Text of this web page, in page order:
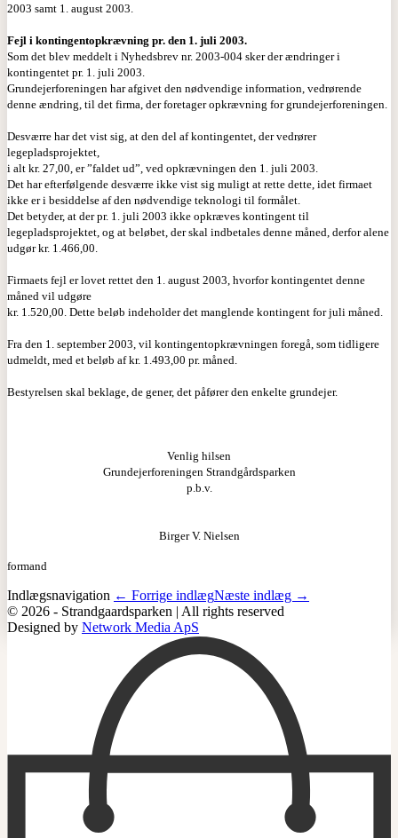
2003 samt 1. august 2003.
Fejl i kontingentopkrævning pr. den 1. juli 2003.
Som det blev meddelt i Nyhedsbrev nr. 2003-004 sker der ændringer i
kontingentet pr. 1. juli 2003.
Grundejerforeningen har afgivet den nødvendige information, vedrørende
denne ændring, til det firma, der foretager opkrævning for grundejerforeningen.
Desværre har det vist sig, at den del af kontingentet, der vedrører
legepladsprojektet,
i alt kr. 27,00, er ”faldet ud”, ved opkrævningen den 1. juli 2003.
Det har efterfølgende desværre ikke vist sig muligt at rette dette, idet firmaet
ikke er i besiddelse af den nødvendige teknologi til formålet.
Det betyder, at der pr. 1. juli 2003 ikke opkræves kontingent til
legepladsprojektet, og at beløbet, der skal indbetales denne måned, derfor alene
udgør kr. 1.466,00.
Firmaets fejl er lovet rettet den 1. august 2003, hvorfor kontingentet denne
måned vil udgøre
kr. 1.520,00. Dette beløb indeholder det manglende kontingent for juli måned.
Fra den 1. september 2003, vil kontingentopkrævningen foregå, som tidligere
udmeldt, med et beløb af kr. 1.493,00 pr. måned.
Bestyrelsen skal beklage, de gener, det påfører den enkelte grundejer.
Venlig hilsen
Grundejerforeningen Strandgårdsparken
p.b.v.
Birger V. Nielsen
formand
Indlægsnavigation ← Forrige indlægNæste indlæg →
© 2026 - Strandgaardsparken | All rights reserved
Designed by Network Media ApS